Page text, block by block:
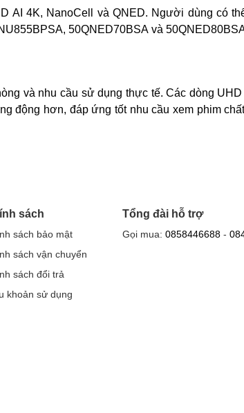
AI 4K, NanoCell và QNED. Người dùng có
50QNED70BSA và
và nhu cầu sử dụng thực tế. Các dòng
động hơn, đáp ứng tốt nhu cầu xem phim
sách
sách bảo mật
sách vận chuyển
sách đổi trả
khoản sử dụng
Tổng đài hỗ trợ
Gọi mua: 0858446688 -